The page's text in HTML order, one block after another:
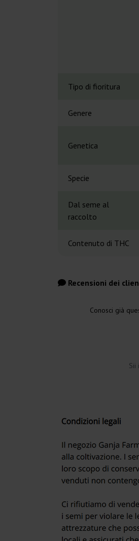
Tipo di fioritura
Genere
Genetica
Specie
Dal seme al
raccolto
Contenuto di THC
Recensioni dei
Conosci già
Sii